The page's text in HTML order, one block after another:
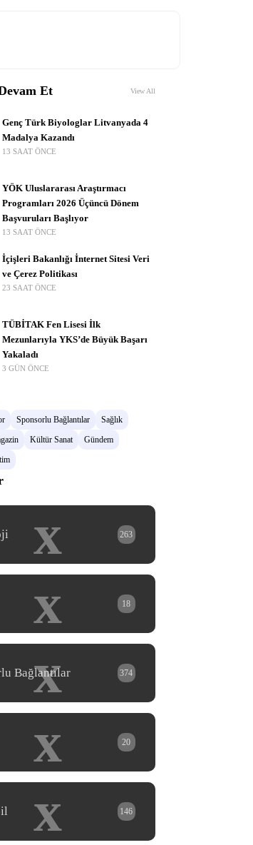
Et View All
Genç Türk Biyologlar Litvanyada 4
Madalya Kazandı
13 SAAT ÖNCE
YÖK Uluslararası Araştırmacı
Programları 2026 Üçüncü Dönem
Başvuruları Başlıyor
13 SAAT ÖNCE
İçişleri Bakanlığı İnternet Sitesi Veri
ve Çerez Politikası
23 SAAT ÖNCE
TÜBİTAK Fen Lisesi İlk
Mezunlarıyla YKS’de Büyük Başarı
Yakaladı
3 GÜN ÖNCE
Sponsorlu Bağlantılar
Sağlık
Kültür Sanat
Gündem
x 263
x 18
x
Bağlantılar 374
x 20
x 146